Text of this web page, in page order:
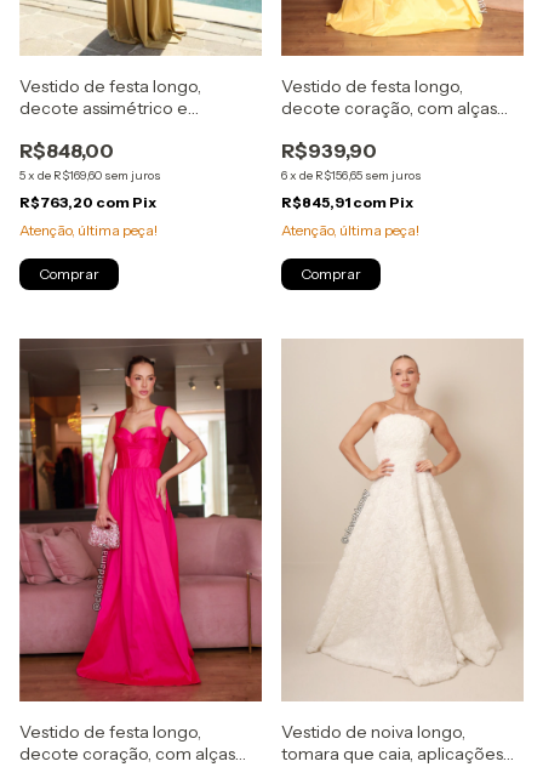
Vestido de festa longo,
decote assimétrico e
R$848,00
5x de R$169,60 sem juros
R$763,20 com Pix
Atenção, última peça!
Comprar
Vestido de festa longo,
decote coração, com alças
R$939,90
6x de R$156,65 sem juros
R$845,91 com Pix
Atenção, última peça!
Comprar
Vestido de festa longo,
decote coração, com alças
Vestido de noiva longo,
tomara que caia, aplicações